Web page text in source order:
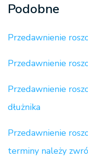
Podobne
Przedawnienie
Przedawnienie
Przedawnienie
dłużnika
Przedawnienie
terminy należy